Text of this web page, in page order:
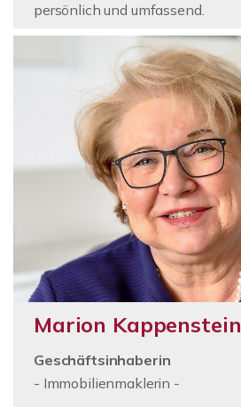
persönlich und umfassend.
Marion Kappenstein
Geschäftsinhaberin
- Immobilienmaklerin -